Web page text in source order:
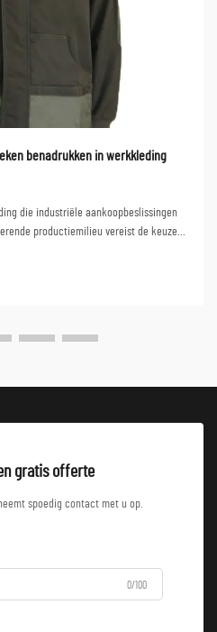
benadrukken in werkkleding
die industriële aankoopbeslissingen
productiemilieu vereist de keuze
gratis offerte
spoedig contact met u op.
0/100